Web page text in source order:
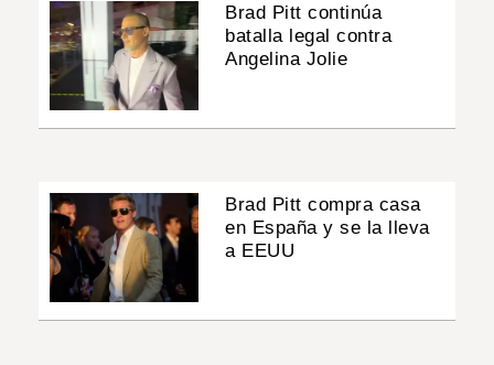
Brad Pitt continúa
batalla legal contra
Angelina Jolie
Brad Pitt compra casa
en España y se la lleva
a EEUU